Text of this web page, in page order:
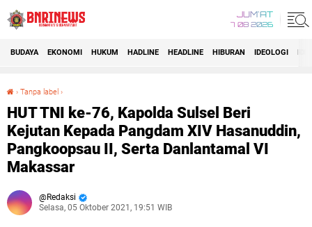
JUM'AT
7 08 2026
BUDAYA EKONOMI HUKUM HADLINE HEADLINE HIBURAN IDEOLOGI
› Tanpa label ›
HUT TNI ke-76, Kapolda Sulsel Beri
Kejutan Kepada Pangdam XIV Hasanuddin,
Pangkoopsau II, Serta Danlantamal VI
Makassar
Redaksi
Selasa, 05 Oktober 2021, 19:51 WIB